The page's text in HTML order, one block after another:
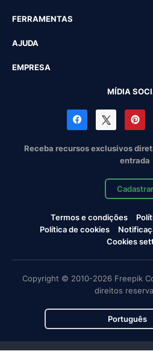
FERRAMENTAS
AJUDA
EMPRESA
MÍDIA
Receba recursos exclusivos
entrada
Cadastrar
Termos e condições
Política de cookies
Cookies
Copyright © 2010-2026 Freepik
direitos
Português